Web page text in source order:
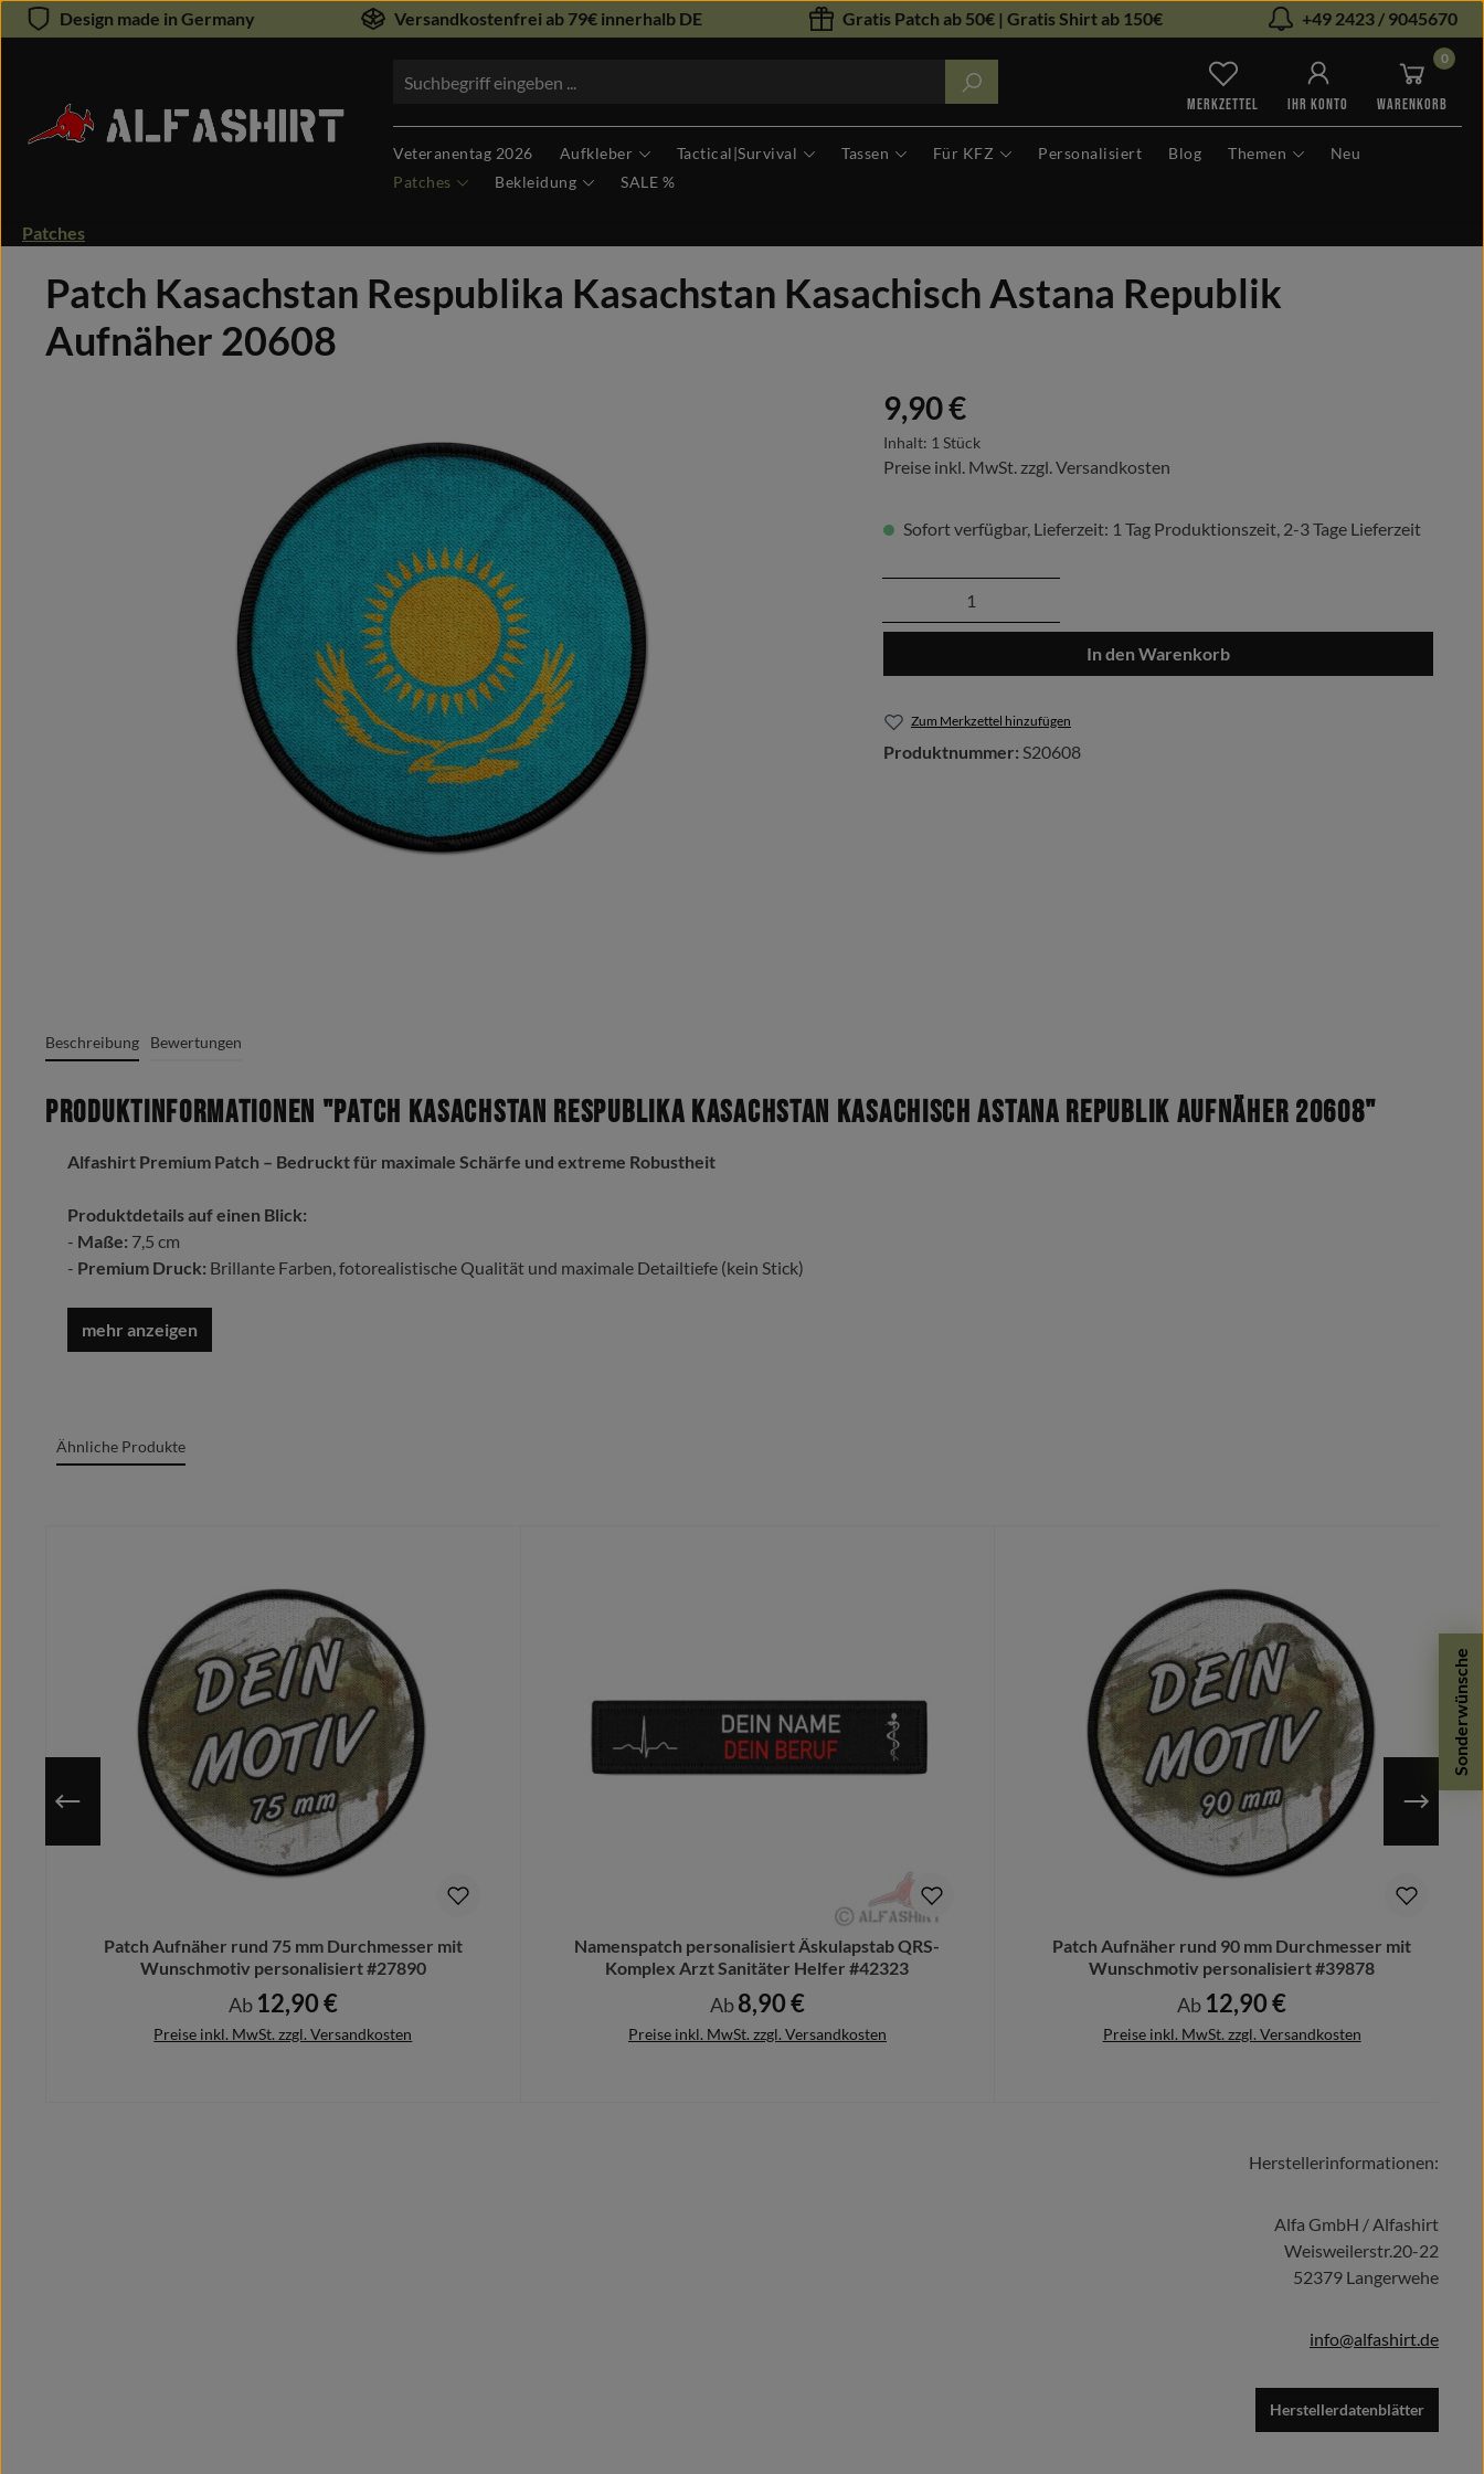
Hauptinhalt springen
Zur Suche springen
Design made in Germany Versandkostenfrei ab 79€ innerhalb DE Gratis Patch ab 50€ | Gratis Shirt ab 150€ +49 2423 / 9045670
Du hast 0 Produkte auf dem
MERKZETTEL IHR KONTO
0
WARENKORB
Veteranentag 2026 Aufkleber Tactical|Survival Tassen Für KFZ Personalisiert Blog Themen
Neu
Patches
Bekleidung SALE %
Patches
Patch Kasachstan Respublika Kasachstan Kasachisch Astana Republik
Aufnäher 20608
Regulärer Preis:
9,90 €
Inhalt: 1 Stück
Preise inkl. MwSt. zzgl. Versandkosten
Sofort verfügbar, Lieferzeit: 1 Tag Produktionszeit, 2-3 Tage Lieferzeit
Produkt Anzahl: Gib den gewünschten Wert ein
In den Warenkorb
Zum Merkzettel hinzufügen
Produktnummer: S20608
Sonderwünsche
Beschreibung Bewertungen
Produktinformationen "Patch Kasachstan Respublika Kasachstan Kasachisch Astana Republik Aufnäher 20608"
Alfashirt Premium Patch – Bedruckt für maximale Schärfe und extreme Robustheit
Produktdetails auf einen Blick:
- Maße: 7,5 cm
- Premium Druck: Brillante Farben, fotorealistische Qualität und maximale Detailtiefe (kein Stick)
Extrem robust:
- Auf der Rückseite fest mit
Dieser hochwertige Patch wird
Gleichzeitig bietet das Druckverfahrenunschlagbare Präzision
fotorealistische Motive, komplexe Farbverläufe und kleinste Schriften werden extrem scharf und detailgetreu wiedergegeben.
Dabei werden die Farben mit hoher Temperatur und Druck tief in das Gewebe eingebracht.
Dieses spezielle Herstellungsverfahren macht uns Auflagen bereits ab 1 Patch
möglich!
Ideal zur dauerhaften Individualisierung von Jacken, Rucksäcken, Caps, Westen oder Uniformen für den
(Hinweis: Im Lieferumfang ist der Patch inkl. Hakenklett enthalten, ein Flauschgegenstück wird nicht mitgeliefert.)
Ähnliche Produkte
Patch Aufnäher rund 75 mm Durchmesser mit
Wunschmotiv personalisiert #27890
Regulärer Preis:
Ab 12,90 €
Preise inkl. MwSt. zzgl. Versandkosten
Namenspatch personalisiert Äskulapstab QRS-
Komplex Arzt Sanitäter Helfer #42323
Regulärer Preis:
Ab8,90 €
Preise inkl. MwSt. zzgl. Versandkosten
Patch Aufnäher rund 90 mm Durchmesser mit
Wunschmotiv personalisiert #39878
Regulärer Preis:
Ab 12,90 €
Preise inkl. MwSt. zzgl. Versandkosten
DetailsHerstellerinformationen:
Alfa GmbH / Alfashirt
Weisweilerstr.20-22
52379 Langerwehe
info@alfashirt.de
Herstellerdatenblätter